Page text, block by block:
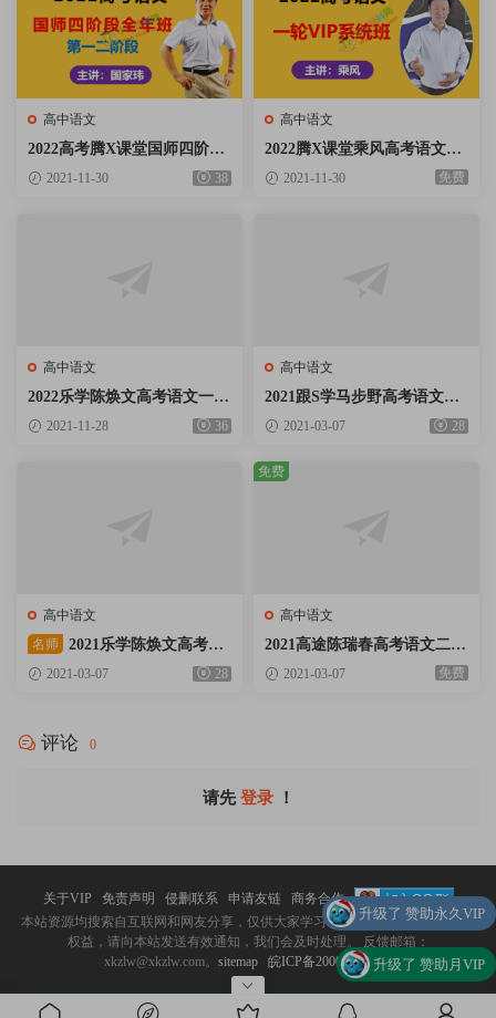
高中语文
2022高考腾X课堂国师四阶段
全年班国家玮语文第一二阶段
2021-11-30 38
高中语文
2022腾X课堂乘风高考语文一
轮复习VIP系统班视频课程含
2021-11-30 免费
高中语文
2022乐学陈焕文高考语文一轮
暑秋联报班第一二阶段视频课
2021-11-28 36
高中语文
2021跟S学马步野高考语文二
轮复习寒假班30天打卡一轮秋
2021-03-07 28
高中语文
名师
2021乐学陈焕文高考语
文第三阶段二轮复习寒假班逆
2021-03-07 28
高中语文
2021高途陈瑞春高考语文二轮
寒假班陈思语文视频课程含作
2021-03-07 免费
免费
评论 0
请先 登录！
关于VIP 免责声明 侵删联系 申请友链
商务合作
本站资源均搜索自互联网和网友分享，仅供大家学习与交流。 如涉嫌侵犯您的
权益，请向本站发送有效通知，我们会及时处理。 反馈邮箱：
xkzlw@xkzlw.com。 sitemap 皖ICP备20009918号-2
升级了 赞助永久VIP
升级了 赞助月VIP